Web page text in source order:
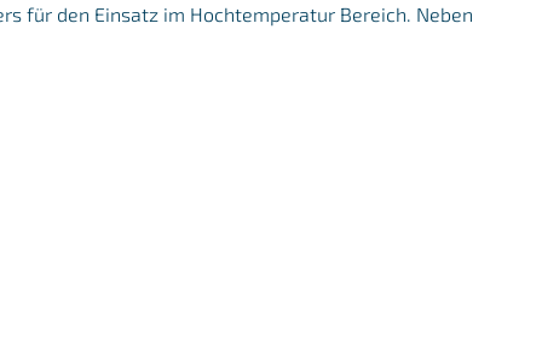
für den Einsatz im Hochtemperatur Bereich. Neben